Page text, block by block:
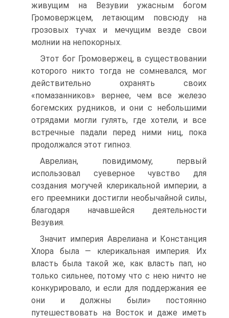
живущим на Везувии ужасным богом
Громовержцем, летающим повсюду на
грозовых тучах и мечущим везде свои
молнии на непокорных.
Этот бог Громовержец, в существовании
которого никто тогда не сомневался, мог
действительно охранять своих
«помазанников» вернее, чем все железо
богемских рудников, и они с небольшими
отрядами могли гулять, где хотели, и все
встречные падали перед ними ниц, пока
продолжался этот гипноз.
Аврелиан, повидимому, первый
использовал суеверное чувство для
создания могучей клерикальной империи, а
его преемники достигли необычайной силы,
благодаря начавшейся деятельности
Везувия.
Значит империя Аврелиана и Констанция
Хлора была — клерикальная империя. Их
власть была такой же, как власть пап, но
только сильнее, потому что с нею ничто не
конкурировало, и если для поддержания ее
они и должны были» постоянно
путешествовать на Восток и даже иметь